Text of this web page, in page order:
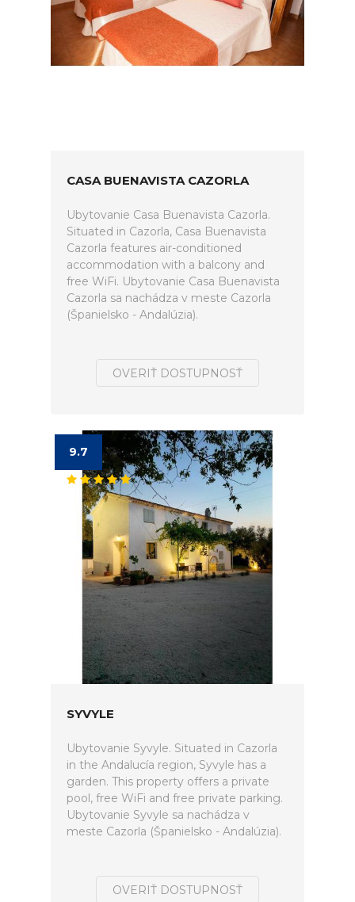
CASA BUENAVISTA CAZORLA
Ubytovanie Casa Buenavista Cazorla.
Situated in Cazorla, Casa Buenavista
Cazorla features air-conditioned
accommodation with a balcony and
free WiFi. Ubytovanie Casa Buenavista
Cazorla sa nachádza v meste Cazorla
(Španielsko - Andalúzia).
OVERIŤ DOSTUPNOSŤ
9.7
SYVYLE
Ubytovanie Syvyle. Situated in Cazorla
in the Andalucía region, Syvyle has a
garden. This property offers a private
pool, free WiFi and free private parking.
Ubytovanie Syvyle sa nachádza v
meste Cazorla (Španielsko - Andalúzia).
OVERIŤ DOSTUPNOSŤ